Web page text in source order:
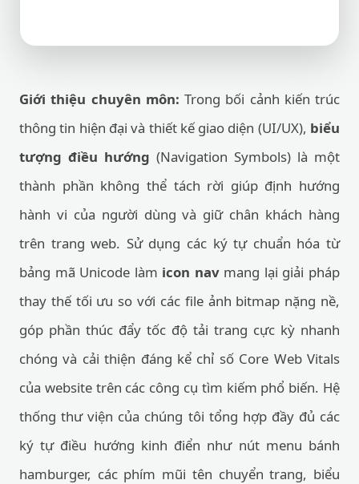
Giới thiệu chuyên môn: Trong bối cảnh kiến trúc
thông tin hiện đại và thiết kế giao diện (UI/UX), biểu
tượng điều hướng (Navigation Symbols) là một
thành phần không thể tách rời giúp định hướng
hành vi của người dùng và giữ chân khách hàng
trên trang web. Sử dụng các ký tự chuẩn hóa từ
bảng mã Unicode làm icon navmang lại giải pháp
thay thế tối ưu so với các file ảnh bitmap nặng nề,
góp phần thúc đẩy tốc độ tải trang cực kỳ nhanh
chóng và cải thiện đáng kể chỉ số Core Web Vitals
của website trên các công cụ tìm kiếm phổ biến. Hệ
thống thư viện của chúng tôi tổng hợp đầy đủ các
ký tự điều hướng kinh điển như nút menu bánh
hamburger, các phím mũi tên chuyển trang, biểu